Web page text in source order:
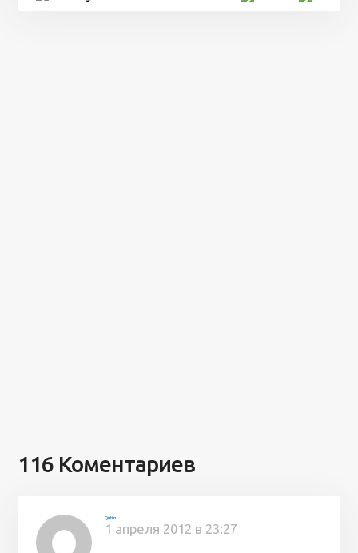
116 Коментариев
Quti.ru
1 апреля 2012 в 23:27